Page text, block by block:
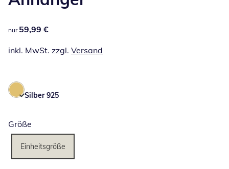
59,99 €
nur 59,99 €
inkl. MwSt. zzgl. Versand
Silber 925
Größe
Einheitsgröße